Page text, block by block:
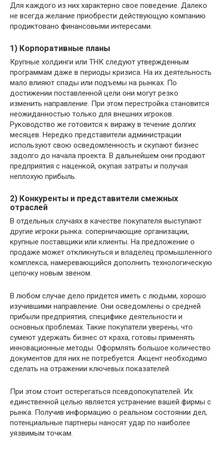
Для каждого из них характерно свое поведение. Далеко
не всегда желание приобрести действующую компанию
продиктовано финансовыми интересами.
1) Корпоративные планы
Крупные холдинги или ТНК следуют утвержденным
программам даже в периоды кризиса. На их деятельность
мало влияют спады или подъемы на рынках. По
достижении поставленной цели они могут резко
изменить направление. При этом перестройка становится
неожиданностью только для внешних игроков.
Руководство же готовится к виражу в течение долгих
месяцев. Нередко представители администрации
используют свою осведомленность и скупают бизнес
задолго до начала проекта. В дальнейшем они продают
предприятия с наценкой, окупая затраты и получая
неплохую прибыль.
2) Конкуренты и представители смежных
отраслей
В отдельных случаях в качестве покупателя выступают
другие игроки рынка: соперничающие организации,
крупные поставщики или клиенты. На предложение о
продаже может откликнуться и владелец промышленного
комплекса, намеревающийся дополнить технологическую
цепочку новым звеном.
В любом случае дело придется иметь с людьми, хорошо
изучившими направление. Они осведомлены о средней
прибыли предприятия, специфике деятельности и
основных проблемах. Такие покупатели уверены, что
сумеют удержать бизнес от краха, готовы применять
инновационные методы. Оформлять большое количество
документов для них не потребуется. Акцент необходимо
сделать на отражении ключевых показателей.
При этом стоит остерегаться псевдопокупателей. Их
единственной целью является устранение вашей фирмы с
рынка. Получив информацию о реальном состоянии дел,
потенциальные партнеры наносят удар по наиболее
уязвимым точкам.